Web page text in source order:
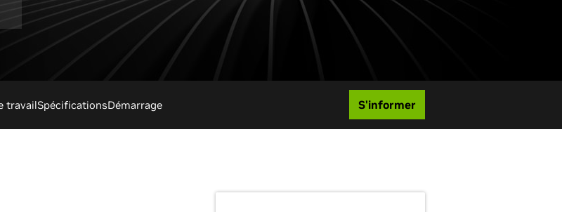
travailSpécificationsDémarrage S'informer